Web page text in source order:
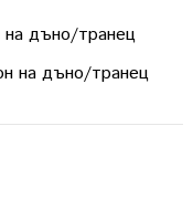
на дъно/транец
на дъно/транец